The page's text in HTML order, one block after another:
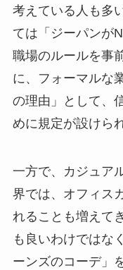
考えている人も多
ては「ジーパンが
職場のルールを事
に、フォーマルな
の理由」として、
めに規定が設けら
一方で、カジュア
界では、オフィス
れることも増えて
も良いわけではな
ーンズのコーデ」